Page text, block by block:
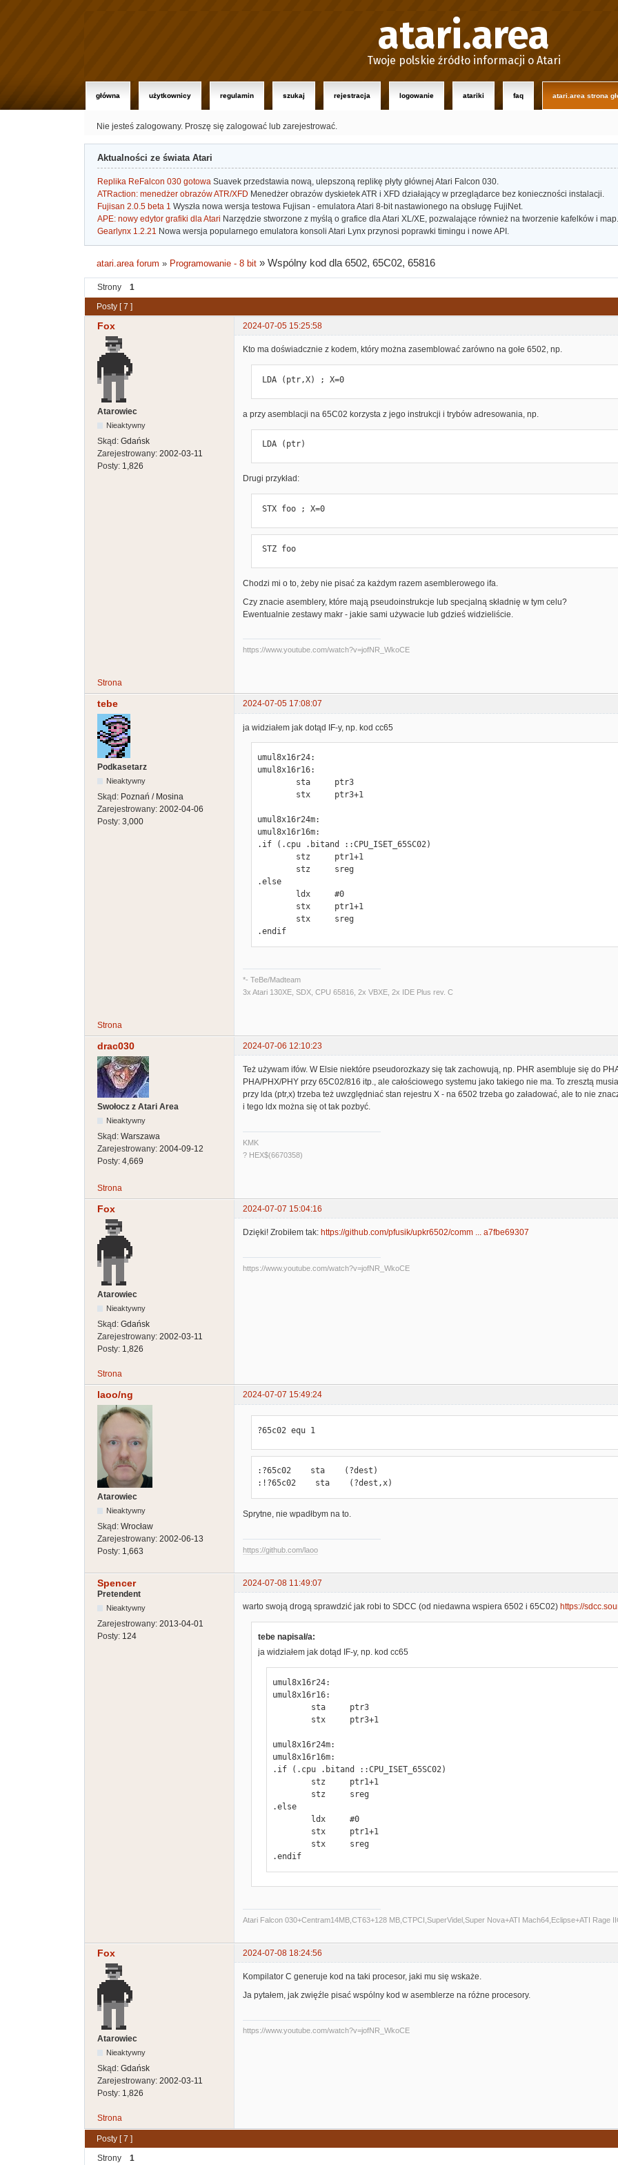
atari.area
Twoje polskie źródło informacji o Atari
główna użytkownicy regulamin szukaj rejestracja logowanie atariki faq atari.area strona
Nie jesteś zalogowany. Proszę się zalogować lub zarejestrować.
Aktualności ze świata Atari
Replika ReFalcon 030 gotowa Suavek przedstawia nową, ulepszoną replikę płyty głównej Atari Falcon 030.
ATRaction: menedżer obrazów ATR/XFD Menedżer obrazów dyskietek ATR i XFD działający w przeglądarce bez konieczności instalacji.
Fujisan 2.0.5 beta 1 Wyszła nowa wersja testowa Fujisan - emulatora Atari 8-bit nastawionego na obsługę FujiNet.
APE: nowy edytor grafiki dla Atari Narzędzie stworzone z myślą o grafice dla Atari XL/XE, pozwalające również na tworzenie kafelków i map.
Gearlynx 1.2.21 Nowa wersja popularnego emulatora konsoli Atari Lynx przynosi poprawki timingu i nowe API.
atari.area forum » Programowanie - 8 bit »Wspólny kod dla 6502, 65C02, 65816
Strony
1
Posty [ 7 ]
Fox 2024-07-05 15:25:58
Atarowiec
Nieaktywny
Skąd: Gdańsk
Zarejestrowany: 2002-03-11
Posty: 1,826
Kto ma doświadcznie z kodem, który można zasemblować zarówno na gołe 6502, np.
LDA (ptr,X) ; X=0
a przy asemblacji na 65C02 korzysta z jego instrukcji i trybów adresowania, np.
LDA (ptr)
Drugi przykład:
STX foo ; X=0
STZ foo
Chodzi mi o to, żeby nie pisać za każdym razem asemblerowego ifa.
Czy znacie asemblery, które mają pseudoinstrukcje lub specjalną składnię w tym celu?
Ewentualnie zestawy makr - jakie sami używacie lub gdzieś widzieliście.
https://www.youtube.com/watch?v=jofNR_WkoCE
Strona
tebe 2024-07-05 17:08:07
Podkasetarz
Nieaktywny
Skąd: Poznań / Mosina
Zarejestrowany: 2002-04-06
Posty: 3,000
ja widziałem jak dotąd IF-y, np. kod cc65
umul8x16r24:
umul8x16r16:
umul8x16r24m:
umul8x16r16m:
.if (.cpu .bitand ::CPU_ISET_65SC02)
.else
.endif
*- TeBe/Madteam
3x Atari 130XE, SDX, CPU 65816, 2x VBXE, 2x IDE Plus rev. C
Strona
drac030 2024-07-06 12:10:23
Swołocz z Atari Area
Nieaktywny
Skąd: Warszawa
Zarejestrowany: 2004-09-12
Posty: 4,669
Też używam ifów. W Elsie niektóre pseudorozkazy się tak zachowują, np. PHR asembluje się do
PHA/PHX/PHY przy 65C02/816 itp., ale całościowego systemu jako takiego nie ma. To zresztą
przy lda (ptr,x) trzeba też uwzględniać stan rejestru X - na 6502 trzeba go załadować, ale to nie
i tego ldx można się ot tak pozbyć.
KMK
? HEX$(6670358)
Strona
Fox 2024-07-07 15:04:16
Atarowiec
Nieaktywny
Skąd: Gdańsk
Zarejestrowany: 2002-03-11
Posty: 1,826
Dzięki! Zrobiłem tak: https://github.com/pfusik/upkr6502/comm ... a7fbe69307
https://www.youtube.com/watch?v=jofNR_WkoCE
Strona
laoo/ng 2024-07-07 15:49:24
Atarowiec
Nieaktywny
Skąd: Wrocław
Zarejestrowany: 2002-06-13
Posty: 1,663
?65c02 equ 1
:?65c02    sta    (?dest)
:!?65c02    sta    (?dest,x)
Sprytne, nie wpadłbym na to.
https://github.com/laoo
Spencer
2024-07-08 11:49:07
Pretendent
Nieaktywny
Zarejestrowany: 2013-04-01
Posty: 124
warto swoją drogą sprawdzić jak robi to SDCC (od niedawna wspiera 6502 i 65C02) https://
tebe napisał/a:
ja widziałem jak dotąd IF-y, np. kod cc65
umul8x16r24:
umul8x16r16:
umul8x16r24m:
umul8x16r16m:
.if (.cpu .bitand ::CPU_ISET_65SC02)
.else
.endif
Atari Falcon 030+Centram14MB,CT63+128 MB,CTPCI,SuperVidel,Super Nova+ATI Mach64,Eclipse+ATI Rage
Fox 2024-07-08 18:24:56
Atarowiec
Nieaktywny
Skąd: Gdańsk
Zarejestrowany: 2002-03-11
Posty: 1,826
Kompilator C generuje kod na taki procesor, jaki mu się wskaże.
Ja pytałem, jak zwięźle pisać wspólny kod w asemblerze na różne procesory.
https://www.youtube.com/watch?v=jofNR_WkoCE
Strona
Posty [ 7 ]
Strony
1